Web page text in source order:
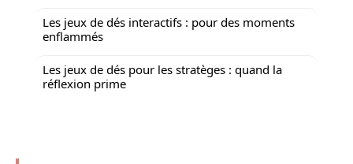
Les jeux de dés interactifs : pour des moments
enflammés
Les jeux de dés pour les stratèges : quand la
réflexion prime